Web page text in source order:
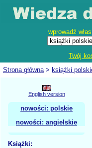
wprowadź
Twój
Strona główna> książki
English version
nowości: polskie
nowości: angielskie
Książki: